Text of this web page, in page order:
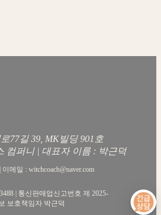
77길 39, MK빌딩 901호
컴퍼니 | 대표자 이름 : 박근덕
메일 : witchcoach@naver.com
| 통신판매업신고번호 제 2025-
보호책임자 박근덕